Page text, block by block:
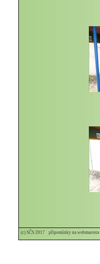
(c) SČS 2017 připomínky na webmastera